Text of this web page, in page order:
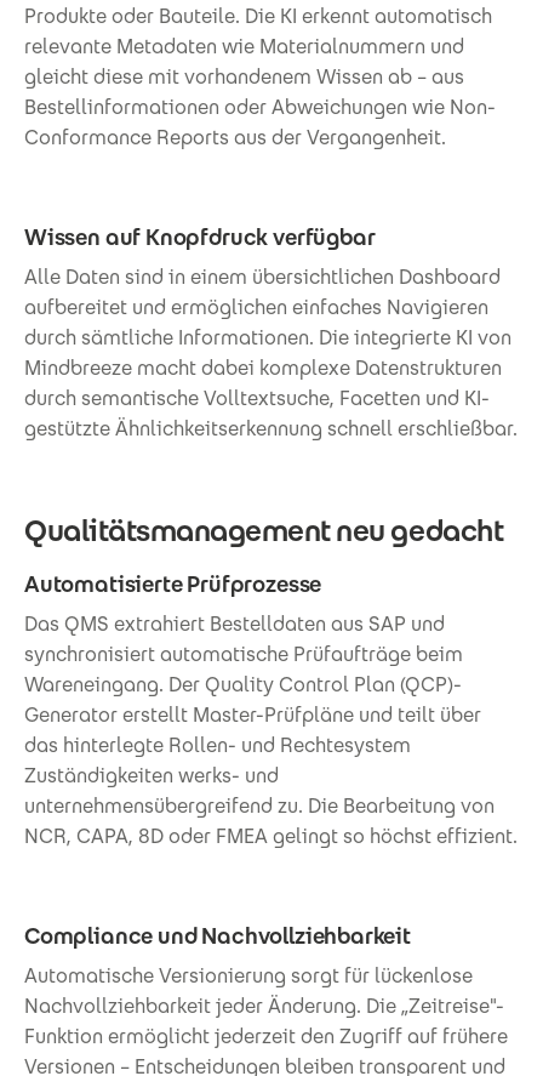
Produkte oder Bauteile. Die KI erkennt automatisch
relevante Metadaten wie Materialnummern und
gleicht diese mit vorhandenem Wissen ab – aus
Bestellinformationen oder Abweichungen wie Non-
Conformance Reports aus der Vergangenheit.
Wissen auf Knopfdruck verfügbar
Alle Daten sind in einem übersichtlichen Dashboard
aufbereitet und ermöglichen einfaches Navigieren
durch sämtliche Informationen. Die integrierte KI von
Mindbreeze macht dabei komplexe Datenstrukturen
durch semantische Volltextsuche, Facetten und KI-
gestützte Ähnlichkeitserkennung schnell erschließbar.
Qualitätsmanagement neu gedacht
Automatisierte Prüfprozesse
Das QMS extrahiert Bestelldaten aus SAP und
synchronisiert automatische Prüfaufträge beim
Wareneingang. Der Quality Control Plan (QCP)-
Generator erstellt Master-Prüfpläne und teilt über
das hinterlegte Rollen- und Rechtesystem
Zuständigkeiten werks- und
unternehmensübergreifend zu. Die Bearbeitung von
NCR, CAPA, 8D oder FMEA gelingt so höchst effizient.
Compliance und Nachvollziehbarkeit
Automatische Versionierung sorgt für lückenlose
Nachvollziehbarkeit jeder Änderung. Die „Zeitreise"-
Funktion ermöglicht jederzeit den Zugriff auf frühere
Versionen – Entscheidungen bleiben transparent und